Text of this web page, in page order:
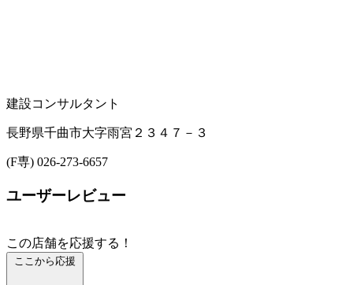
建設コンサルタント
長野県千曲市大字雨宮２３４７－３
(F専) 026-273-6657
ユーザーレビュー
この店舗を応援する！
ここから応援